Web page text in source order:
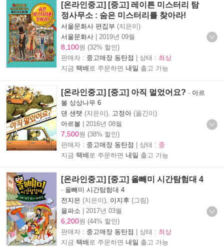
[온라인중고] [중고] 레이튼 미스터리 탐
정사무소 : 숨은 미스터리를 찾아라!
서울문화사 편집부 (지은이)
서울문화사
2019년 09월
8,100원 (32% 할인)
판매자 : 중고매장 동탄점 | 상태 : 최상
지금 택배 로 주문하면 내일 출고 가능
[온라인중고] [중고] 아직 멀었어요? - 아르
볼 상상나무 6
댄 샌탯 (지은이), 고정아 (옮긴이)
아르볼
2016년 08월
7,500원 (38% 할인)
판매자 : 중고매장 동탄점 | 상태 : 중
지금 택배 로 주문하면 내일 출고 가능
[온라인중고] [중고] 올빼미 시간탐험대 4
- 올빼미 시간탐험대 4
전지은 (지은이), 이지후 (그림)
을파소
2017년 03월
6,200원 (44% 할인)
판매자 : 중고매장 동탄점 | 상태 : 최상
지금 택배 로 주문하면 내일 출고 가능